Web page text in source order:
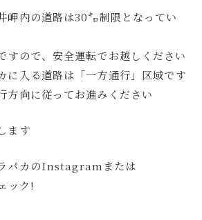
岬内の道路は30㌔制限となってい
すので、安全運転でお越しください
に入る道路は「一方通行」区域です
方向に従ってお進みください
ます
パカのInstagramまたは
ック!